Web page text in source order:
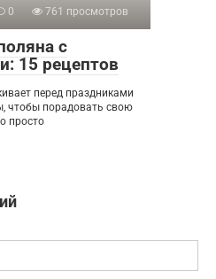
0 761 просмотров
с
15 рецептов
перед праздниками
чтобы порадовать свою
просто